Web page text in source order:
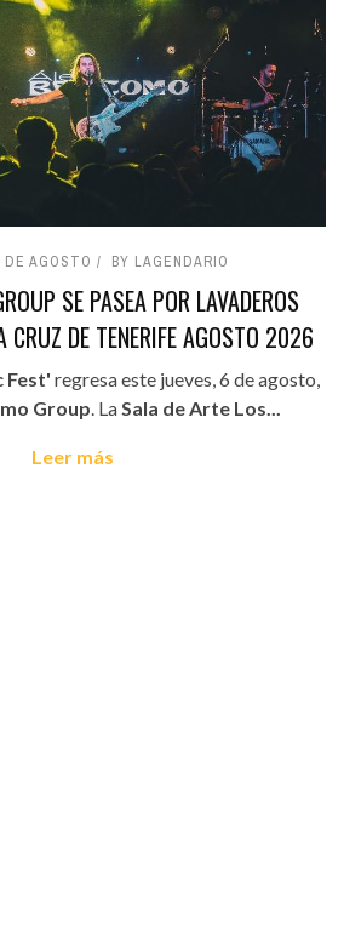
DE AGOSTO BY LAGENDARIO
SE PASEA POR LAVADEROS
CRUZ DE TENERIFE AGOSTO 2026
Fest' regresa este jueves, 6 de agosto,
Group. LaSala de Arte Los...
Leer más